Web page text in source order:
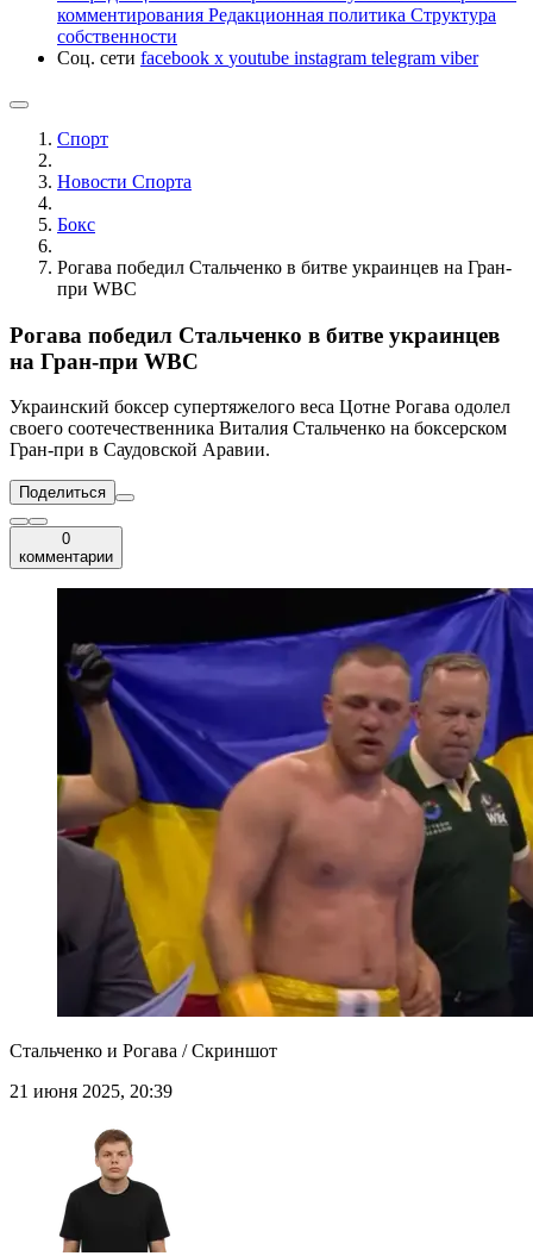
комментирования Редакционная политика Структура
собственности
Соц. сети facebook x youtube instagram telegram viber
Спорт
Новости Cпорта
Бокс
Рогава победил Стальченко в битве украинцев на Гран-
при WBC
Рогава победил Стальченко в битве украинцев
на Гран-при WBC
Украинский боксер супертяжелого веса Цотне Рогава одолел
своего соотечественника Виталия Стальченко на боксерском
Гран-при в Саудовской Аравии.
Поделиться
0
комментарии
Стальченко и Рогава / Скриншот
21 июня 2025, 20:39